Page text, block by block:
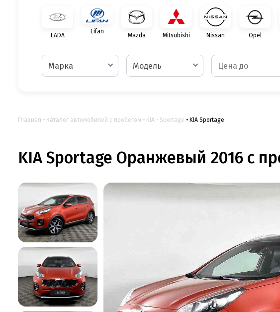
LADA
Lifan
Mazda Mitsubishi Nissan Opel
Марка Модель
Главная Каталог автомобилей с пробегом KIA Sportage KIA Sportage
KIA Sportage Оранжевый 2016 с